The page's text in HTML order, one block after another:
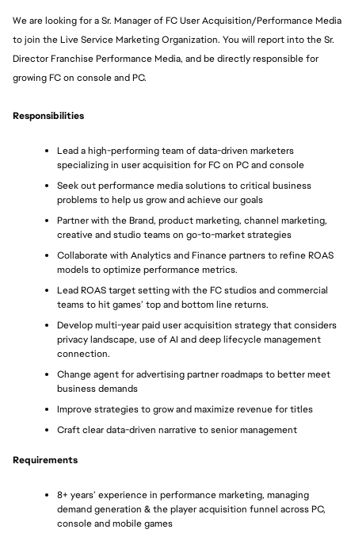
We are looking for a Sr. Manager of FC User Acquisition/Performance Media
to join the Live Service Marketing Organization. You will report into the Sr.
Director Franchise Performance Media, and be directly responsible for
growing FC on console and PC.
Responsibilities
Lead a high-performing team of data-driven marketers
specializing in user acquisition for FC on PC and console
Seek out performance media solutions to critical business
problems to help us grow and achieve our goals
Partner with the Brand, product marketing, channel marketing,
creative and studio teams on go-to-market strategies
Collaborate with Analytics and Finance partners to refine ROAS
models to optimize performance metrics.
Lead ROAS target setting with the FC studios and commercial
teams to hit games’ top and bottom line returns.
Develop multi-year paid user acquisition strategy that considers
privacy landscape, use of AI and deep lifecycle management
connection.
Change agent for advertising partner roadmaps to better meet
business demands
Improve strategies to grow and maximize revenue for titles
Craft clear data-driven narrative to senior management
Requirements
8+ years’ experience in performance marketing, managing
demand generation & the player acquisition funnel across PC,
console and mobile games